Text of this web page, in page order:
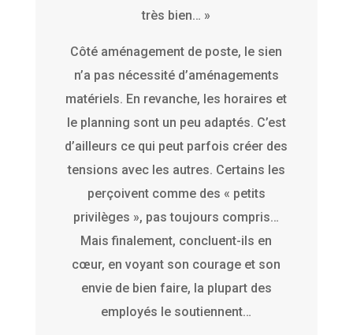
très bien… »
Côté aménagement de poste, le sien
n’a pas nécessité d’aménagements
matériels. En revanche, les horaires et
le planning sont un peu adaptés. C’est
d’ailleurs ce qui peut parfois créer des
tensions avec les autres. Certains les
perçoivent comme des « petits
privilèges », pas toujours compris…
Mais finalement, concluent-ils en
cœur, en voyant son courage et son
envie de bien faire, la plupart des
employés le soutiennent…